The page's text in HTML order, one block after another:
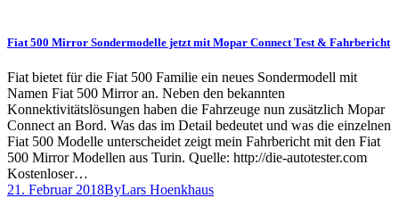
Fiat 500 Mirror Sondermodelle jetzt mit Mopar Connect Test & Fahrbericht
Fiat bietet für die Fiat 500 Familie ein neues Sondermodell mit
Namen Fiat 500 Mirror an. Neben den bekannten
Konnektivitätslösungen haben die Fahrzeuge nun zusätzlich Mopar
Connect an Bord. Was das im Detail bedeutet und was die einzelnen
Fiat 500 Modelle unterscheidet zeigt mein Fahrbericht mit den Fiat
500 Mirror Modellen aus Turin. Quelle: http://die-autotester.com
Kostenloser…
21. Februar 2018ByLars Hoenkhaus